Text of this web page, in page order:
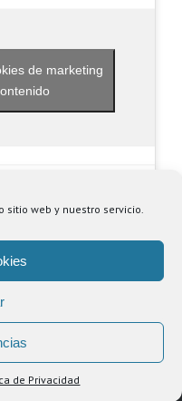
sitio web y nuestro servicio.
de Privacidad
de marketing
de Alicante |Política de
Legal
Spotify